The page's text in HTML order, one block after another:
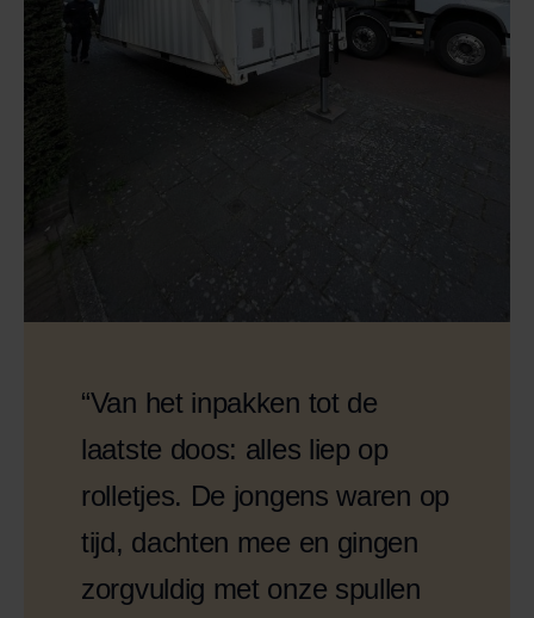
“Van het inpakken tot de
laatste doos: alles liep op
rolletjes. De jongens waren op
tijd, dachten mee en gingen
zorgvuldig met onze spullen